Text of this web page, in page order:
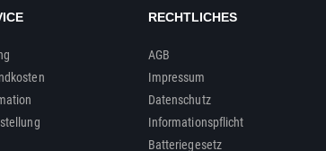
RECHTLICHES
AGB
Impressum
Datenschutz
Informationspflicht
Batteriegesetz